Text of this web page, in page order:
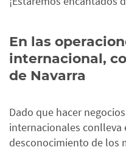
En las
internacional,
de Navarra
Dado que hacer
internacionales conlleva
desconocimiento de los